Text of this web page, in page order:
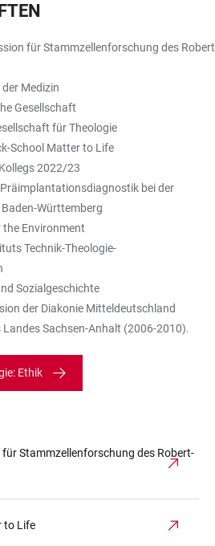
für Stammzellenforschung des
Medizin
Gesellschaft
für Theologie
School Matter to Life
2022/23
bei der
Württemberg
the Environment
Technik-Theologie-
Sozialgeschichte
der Diakonie Mitteldeutschland
Sachsen-Anhalt (2006-2010).
Ethik
Stammzellenforschung des Robert-
to Life